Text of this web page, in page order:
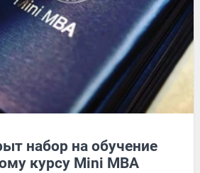
набор на обучение
курсу Mini MBA